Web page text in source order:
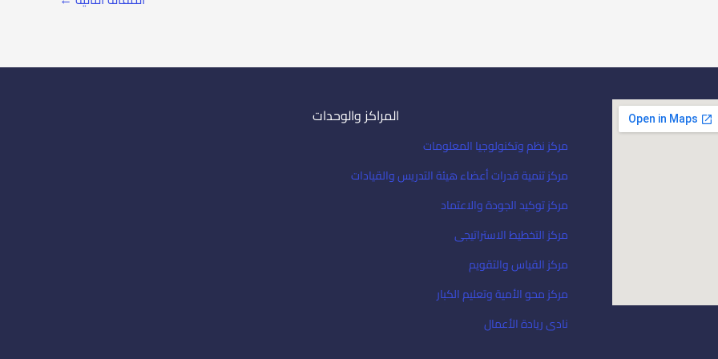
المراكز والوحدات
مركز نظم وتكنولوجيا المعلومات
مركز تنمية قدرات أعضاء هيئة التدريس والقيادات
مركز توكيد الجودة والاعتماد
مركز التخطيط الاستراتيجى
مركز القياس والتقويم
مركز محو الأمية وتعليم الكبار
نادى ريادة الأعمال